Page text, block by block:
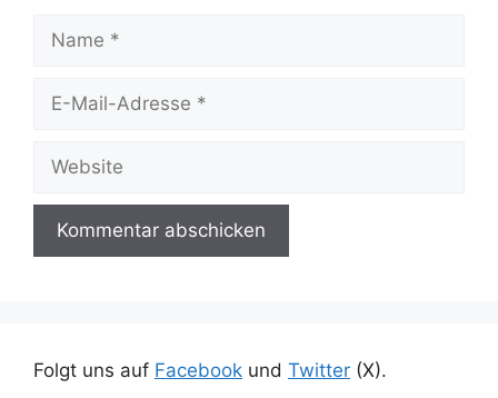
Name
Website
Folgt uns auf Facebook und Twitter (X).